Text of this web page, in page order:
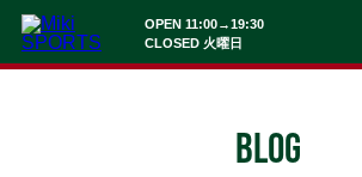
OPEN 11:00→19:30
CLOSED 火曜日
BLOG